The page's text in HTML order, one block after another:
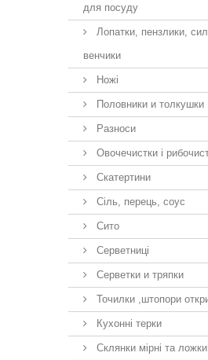
для посуду
Лопатки, пензлики,
венчики
Ножі
Половники и толкушки
Разноси
Овочечистки і
Скатертини
Сіль, перець, соус
Сито
Серветниці
Серветки и тряпки
Точилки ,штопори
Кухонні терки
Склянки мірні та ложки